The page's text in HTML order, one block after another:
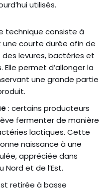
utilisés.
technique consiste à
courte durée afin de
levures, bactéries et
permet d’allonger la
une grande partie
: certains producteurs
fermenter de manière
lactiques. Cette
naissance à une
appréciée dans
Nord et de l’Est.
retirée à basse